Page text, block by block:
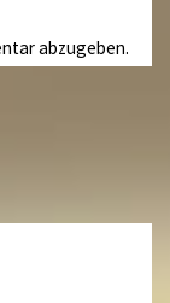
abzugeben.